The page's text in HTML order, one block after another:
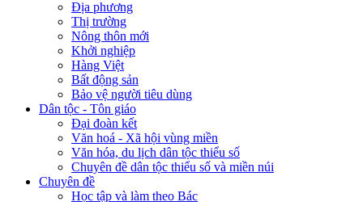
Địa phương
Thị trường
Nông thôn mới
Khởi nghiệp
Hàng Việt
Bất động sản
Bảo vệ người tiêu dùng
Dân tộc - Tôn giáo
Đại đoàn kết
Văn hoá - Xã hội vùng miền
Văn hóa, du lịch dân tộc thiểu số
Chuyên đề dân tộc thiểu số và miền núi
Chuyên đề
Học tập và làm theo Bác